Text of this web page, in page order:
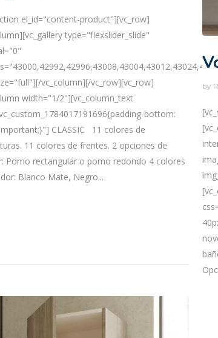
el_id="content-product"][vc_row]
type="flexslider_slide"
vc_column][/vc_row][vc_row]
width="1/2"][vc_column_text
bottom:
CLASSIC 11 colores de
11 colores de frentes. 2 opciones de
Pomo rectangular o pomo redondo 4 colores
Blanco Mate, Negro...
by